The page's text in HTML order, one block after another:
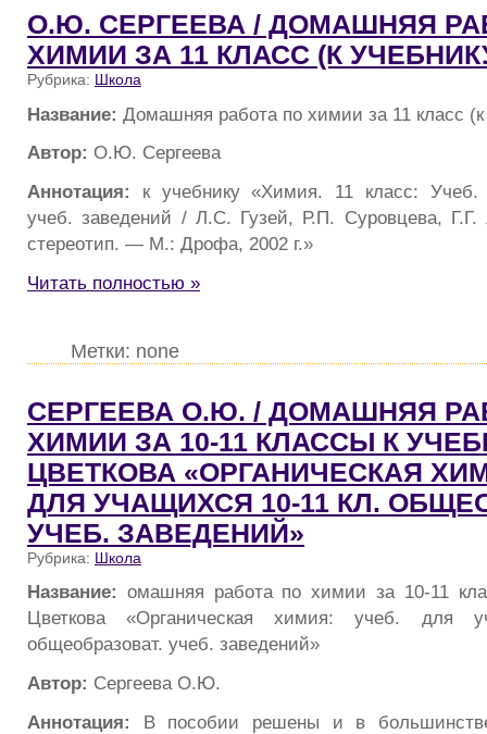
О.Ю. СЕРГЕЕВА / ДОМАШНЯЯ
ХИМИИ ЗА 11 КЛАСС (К
Рубрика: Школа
Название: Домашняя работа по химии за 11 класс
Автор: О.Ю. Сергеева
Аннотация: к учебнику «Химия. 11 класс: Учеб.
учеб. заведений / Л.С. Гузей, Р.П. Суровцева,
стереотип. — М.: Дрофа, 2002 г.»
Читать полностью »
Метки: none
СЕРГЕЕВА О.Ю. / ДОМАШНЯЯ
ХИМИИ ЗА 10-11 КЛАССЫ К
ЦВЕТКОВА «ОРГАНИЧЕСКАЯ
ДЛЯ УЧАЩИХСЯ 10-11 КЛ.
УЧЕБ. ЗАВЕДЕНИЙ»
Рубрика: Школа
Название: омашняя работа по химии за 10-11
Цветкова «Органическая химия: учеб. для
общеобразоват. учеб. заведений»
Автор: Сергеева О.Ю.
Аннотация: В пособии решены и в